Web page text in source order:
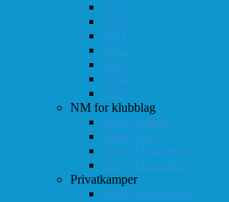
2019
2020
2021
2022
2023
2024
2025
NM for klubblag
2003 (Asker)
2008 (Oslo)
2010 (Drammen)
2025 (Drammen)
Privatkamper
1998 (Akademisk)